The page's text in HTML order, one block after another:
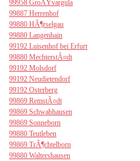
99958 GroÃŸvargula
99887 Herrenhof
99880 HÃ¶rselgau
99880 Langenhain
99192 Luisenhof bei Erfurt
99880 MechterstÃ¤dt
99192 Molsdorf
99192 Neudietendorf
99192 Osterberg
99869 RemstÃ¤dt
99869 Schwabhausen
99869 Sonneborn
99880 Teutleben
99869 TrÃ¶chtelborn
99880 Waltershausen